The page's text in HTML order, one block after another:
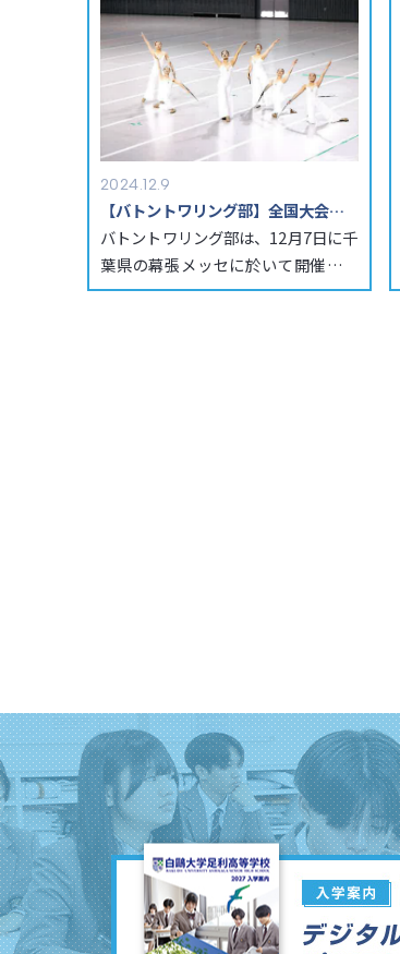
2024.12.9
【バトントワリング部】全国大会で初の金賞
バトントワリング部は、12月7日に千
葉県の幕張メッセに於いて開催され
た「第52回バトントワーリング全